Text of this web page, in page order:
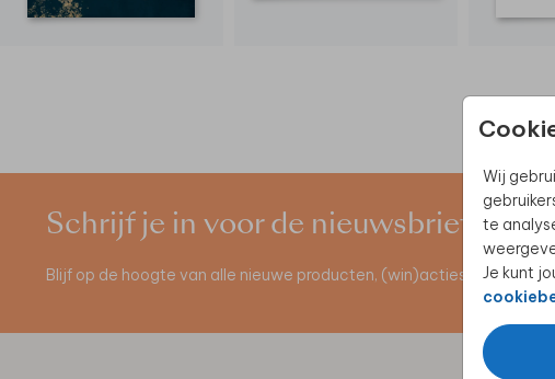
Wij
te
Je kunt
Schrijf je in voor de nieuwsbrief
Blijf op de hoogte van alle nieuwe producten, (win)acties en unieke